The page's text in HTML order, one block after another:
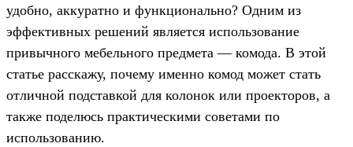
удобно, аккуратно и функционально? Одним из
эффективных решений является использование
привычного мебельного предмета — комода. В этой
статье расскажу, почему именно комод может стать
отличной подставкой для колонок или проекторов, а
также поделюсь практическими советами по
использованию.